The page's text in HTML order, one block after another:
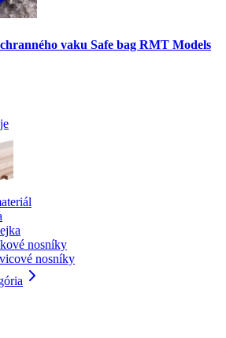
vaku Safe bag RMT Models
nosníky
nosníky